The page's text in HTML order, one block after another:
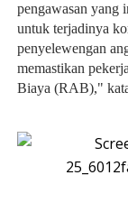
pengawasan yang
untuk terjadinya
penyelewengan
memastikan
Biaya (RAB),"